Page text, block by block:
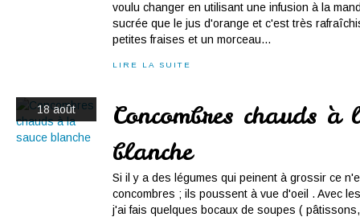
voulu changer en utilisant une infusion à la
sucrée que le jus d'orange et c'est très
petites fraises et un morceau...
LIRE LA SUITE
18 août
Concombres chauds à
blanche
Si il y a des légumes qui peinent à grossir ce
concombres ; ils poussent à vue d'oeil . Avec
j'ai fais quelques bocaux de soupes (